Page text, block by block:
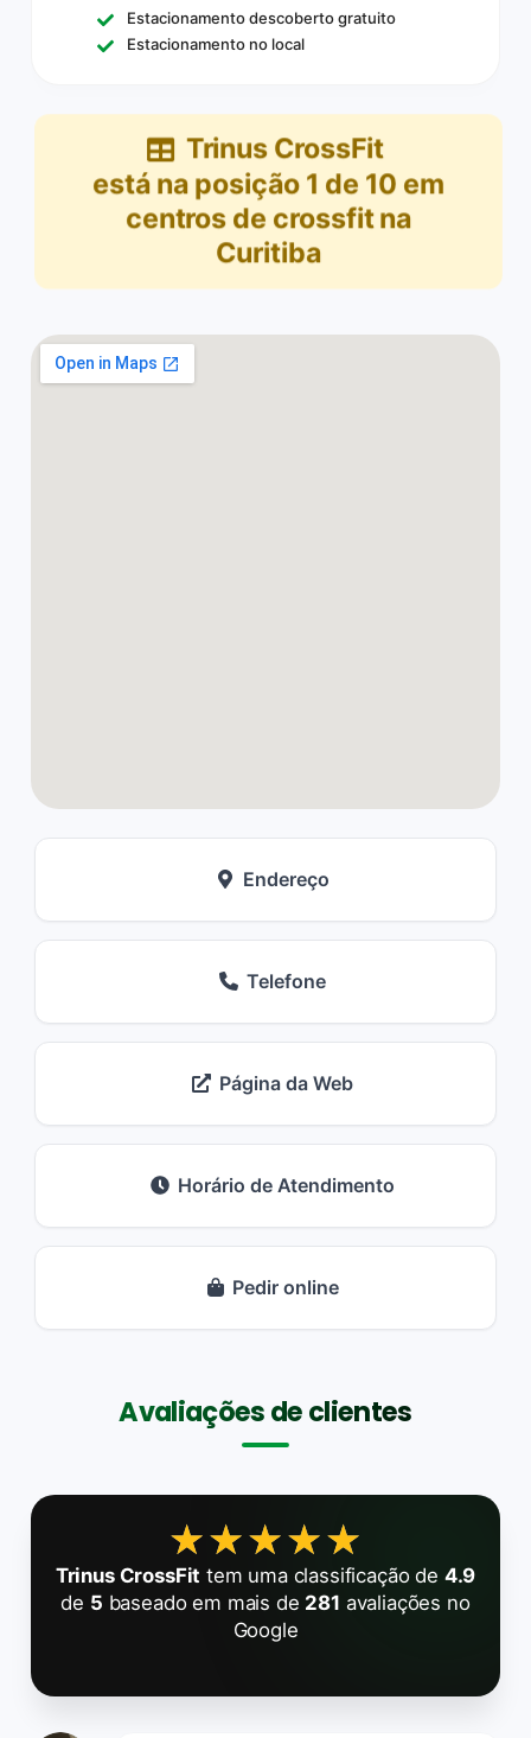
Estacionamento descoberto gratuito
Estacionamento no local
Trinus CrossFit
está na posição 1 de 10 em
centros de crossfit na
Curitiba
Endereço
Telefone
Página da Web
Horário de Atendimento
Pedir online
Avaliações de clientes
★★★★★
★★★★★
Trinus CrossFit tem uma classificação de 4.9
de 5 baseado em mais de 281 avaliações no
Google